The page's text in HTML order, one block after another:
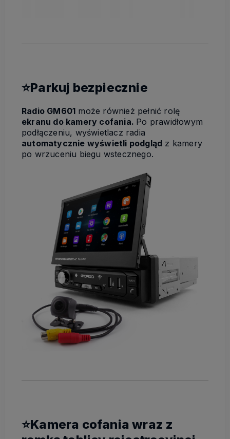
⭐Parkuj bezpiecznie
Radio GM601 może również pełnić rolę
ekranu do kamery cofania. Po prawidłowym
podłączeniu, wyświetlacz radia
automatycznie wyświetli podgląd z kamery
po wrzuceniu biegu wstecznego.
⭐Kamera cofania wraz z